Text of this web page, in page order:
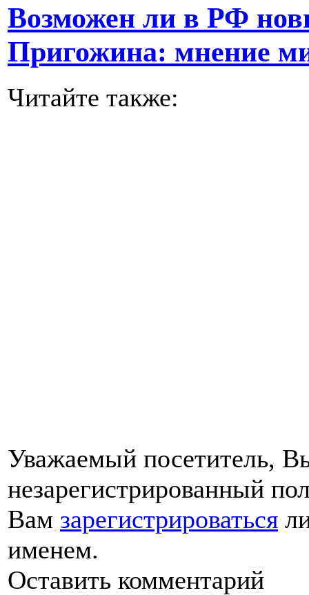
Возможен ли в РФ
Пригожина: мнение
Читайте также:
Уважаемый посетитель,
незарегистрированный
Вам зарегистрироваться
именем.
Оставить комментарий